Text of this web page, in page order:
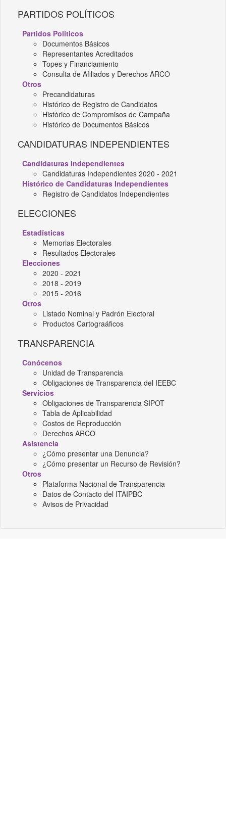
PARTIDOS POLÍTICOS
Partidos Políticos
Documentos Básicos
Representantes Acreditados
Topes y Financiamiento
Consulta de Afiliados y Derechos ARCO
Otros
Precandidaturas
Histórico de Registro de Candidatos
Histórico de Compromisos de Campaña
Histórico de Documentos Básicos
CANDIDATURAS INDEPENDIENTES
Candidaturas Independientes
Candidaturas Independientes 2020 - 2021
Histórico de Candidaturas Independientes
Registro de Candidatos Independientes
ELECCIONES
Estadísticas
Memorias Electorales
Resultados Electorales
Elecciones
2020 - 2021
2018 - 2019
2015 - 2016
Otros
Listado Nominal y Padrón Electoral
Productos Cartograáficos
TRANSPARENCIA
Conócenos
Unidad de Transparencia
Obligaciones de Transparencia del IEEBC
Servicios
Obligaciones de Transparencia SIPOT
Tabla de Aplicabilidad
Costos de Reproducción
Derechos ARCO
Asistencia
¿Cómo presentar una Denuncia?
¿Cómo presentar un Recurso de Revisión?
Otros
Plataforma Nacional de Transparencia
Datos de Contacto del ITAIPBC
Avisos de Privacidad